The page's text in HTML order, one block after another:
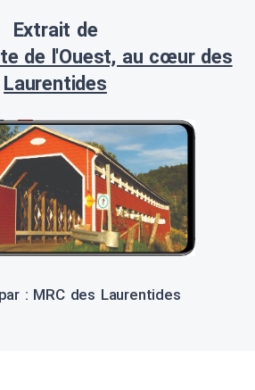
Extrait de
de l'Ouest, au cœur des
Laurentides
: MRC des Laurentides